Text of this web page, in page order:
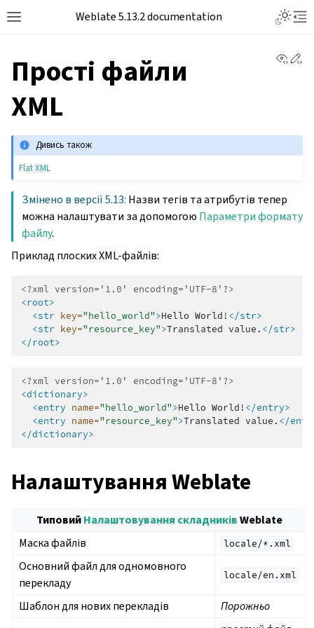
Toggle site navigation sidebar
Weblate 5.13.2 documentation
Прості файли
XML
Дивись також
Flat XML
Змінено в версії 5.13: Назви тегів та атрибутів тепер
можна налаштувати за допомогою Параметри формату
файлу.
Приклад плоских XML-файлів:
<?xml version='1.0' encoding='UTF-8'?>
<root>
<str key="hello_world">Hello World! </str>
<str key="resource_key">Translated value. </str>
</root>
<?xml version='1.0' encoding='UTF-8'?>
<dictionary>
<entry name="hello_world">Hello World! </entry>
<entry name="resource_key">Translated value. </
</dictionary>
Налаштування Weblate
ТиповийНалаштовування складниківWeblate
Маска файлів
locale/*.xml
Основний файл для одномовного
перекладу
locale/en.xml
Шаблон для нових перекладів
Порожньо